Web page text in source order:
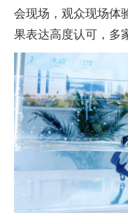
会现场，观众现场体
果表达高度认可，多